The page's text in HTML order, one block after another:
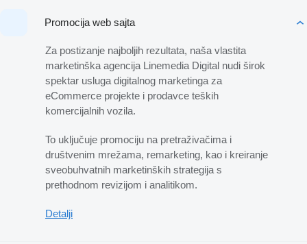
Promocija web sajta
Za postizanje najboljih rezultata, naša vlastita
marketinška agencija Linemedia Digital nudi širok
spektar usluga digitalnog marketinga za
eCommerce projekte i prodavce teških
komercijalnih vozila.
To uključuje promociju na pretraživačima i
društvenim mrežama, remarketing, kao i kreiranje
sveobuhvatnih marketinških strategija s
prethodnom revizijom i analitikom.
Detalji